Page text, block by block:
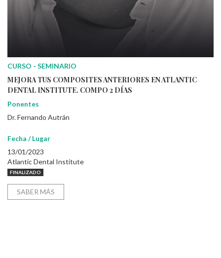
CURSO - SEMINARIO
MEJORA TUS COMPOSITES ANTERIORES EN ATLANTIC
DENTAL INSTITUTE. COMPO 2 DÍAS
Ponentes
Dr. Fernando Autrán
Fecha / Lugar
13/01/2023
Atlantic Dental Institute
FINALIZADO
SABER MÁS